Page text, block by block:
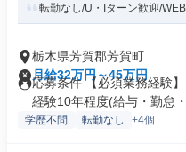
転勤なし/U・Iターン歓迎/
栃木県芳賀郡芳賀町
月給32万円～45万円
応募条件 【必須業務経験
経験10年程度(給与・勤怠・
学歴不問 転勤なし +4個